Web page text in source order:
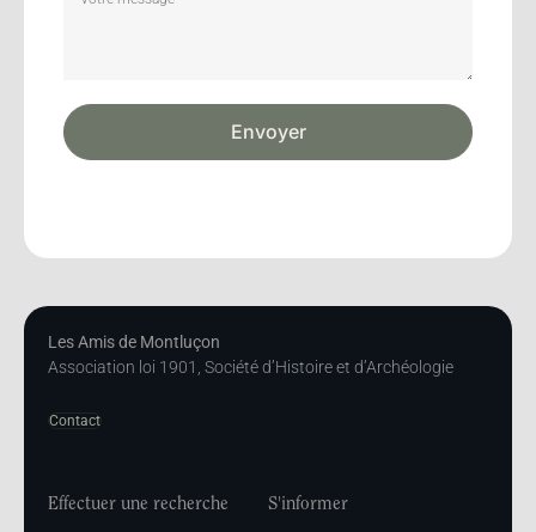
Envoyer
Les Amis de Montluçon
Association loi 1901, Société d’Histoire et d’Archéologie
Contact
Effectuer une recherche S'informer